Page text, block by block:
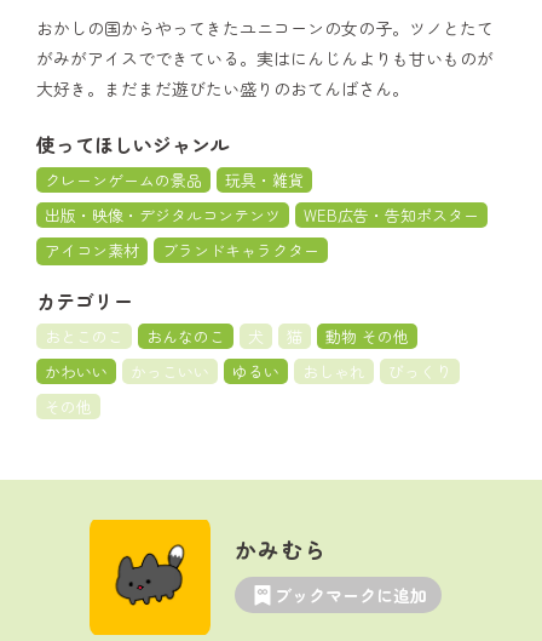
おかしの国からやってきたユニコーンの女の子。ツノとたて
がみがアイスでできている。実はにんじんよりも甘いものが
大好き。まだまだ遊びたい盛りのおてんばさん。
使ってほしいジャンル
クレーンゲームの景品
玩具・雑貨
出版・映像・デジタルコンテンツ
WEB広告・告知ポスター
アイコン素材
ブランドキャラクター
カテゴリー
おとこのこ おんなのこ 犬 猫
動物 その他
かわいい
かっこいい ゆるい おしゃれ
びっくり
その他
かみむら
ブックマークに追加